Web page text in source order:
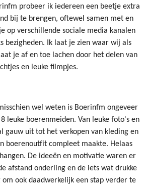
probeer ik iedereen een beetje extra
bij te brengen, oftewel samen met en
op verschillende sociale media kanalen
bezigheden. Ik laat je zien waar wij als
je af en toe lachen door het delen van
en leuke filmpjes.
wel weten is Boerinfm ongeveer
leuke boerenmeiden. Van leuke foto's en
gauw uit tot het verkopen van kleding en
boerenoutfit compleet maakte. Helaas
De ideeën en motivatie waren er
afstand onderling en de iets wat drukke
ook daadwerkelijk een stap verder te